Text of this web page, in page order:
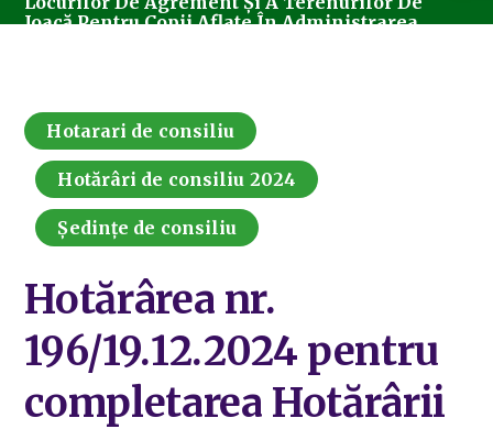
Joacă Pentru Copii Aflate În Administrarea
Hotarari de consiliu
Hotărâri de consiliu 2024
Ședințe de consiliu
Hotărârea nr.
196/19.12.2024 pentru
completarea Hotărârii